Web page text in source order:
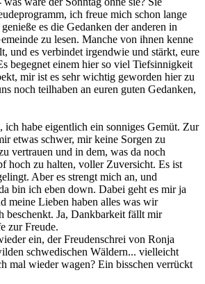
ich freue mich schon lange
es die Gedanken der anderen in
zu lesen. Manche von ihnen kenne
und es verbindet irgendwie und stärkt, eure
begegnet einem hier so viel Tiefsinnigkeit
mir ist es sehr wichtig geworden hier zu
noch teilhaben an euren guten Gedanken,
ich habe eigentlich ein sonniges Gemüt. Zur
etwas schwer, mir keine Sorgen zu
vertrauen und in dem, was da noch
hoch zu halten, voller Zuversicht. Es ist
Aber es strengt mich an, und
bin ich eben down. Dabei geht es mir ja
meine Lieben haben alles was wir
beschenkt. Ja, Dankbarkeit fällt mir
zur Freude.
ein, der Freudenschrei von Ronja
schwedischen Wäldern... vielleicht
mal wieder wagen? Ein bisschen verrückt